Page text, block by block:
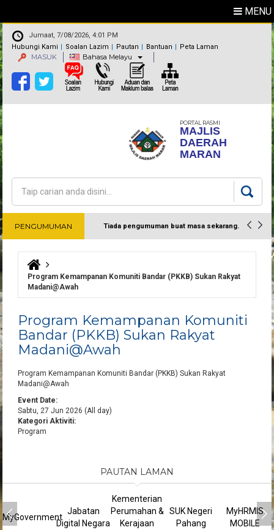
MENU
Jumaat, 7/08/2026, 4:01 PM
Hubungi Kami
Soalan Lazim Pautan Bantuan Peta Laman
MASUK Bahasa Melayu
PORTAL RASMI
MAJLIS
DAERAH
MARAN
Borang carian
Carian
PENGUMUMAN Tiada pengumuman buat masa sekarang.
Harap maklum
Anda di sini
Program Kemampanan Komuniti Bandar (PKKB) Sukan Rakyat
Madani@Awah
Program Kemampanan Komuniti
Bandar (PKKB) Sukan Rakyat
Madani@Awah
Program Kemampanan Komuniti Bandar (PKKB) Sukan Rakyat
Madani@Awah
Event Date:
Sabtu, 27 Jun 2026 (All day)
Kategori Aktiviti:
Program
PAUTAN LAMAN
MyGovernment
Jabatan
Digital Negara
Kementerian
Perumahan &
Kerajaan
SUK Negeri
Pahang
MyHRMIS
MOBILE